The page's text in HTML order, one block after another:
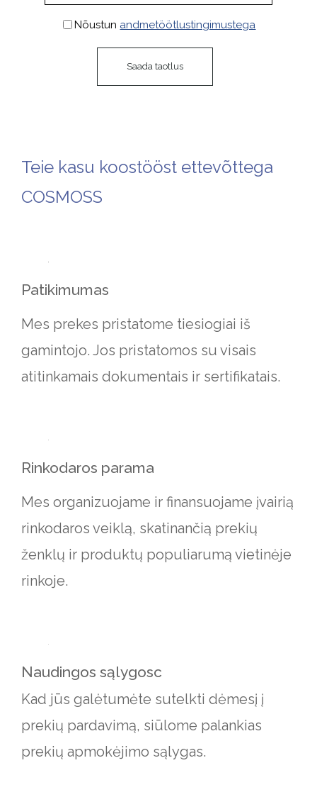
Nõustun andmetöötlustingimustega
Teie kasu koostööst ettevõttega
COSMOSS
Patikimumas
Mes prekes pristatome tiesiogiai iš
gamintojo. Jos pristatomos su visais
atitinkamais dokumentais ir sertifikatais.
Rinkodaros parama
Mes organizuojame ir finansuojame įvairią
rinkodaros veiklą, skatinančią prekių
ženklų ir produktų populiarumą vietinėje
rinkoje.
Naudingos sąlygosc
Kad jūs galėtumėte sutelkti dėmesį į
prekių pardavimą, siūlome palankias
prekių apmokėjimo sąlygas.